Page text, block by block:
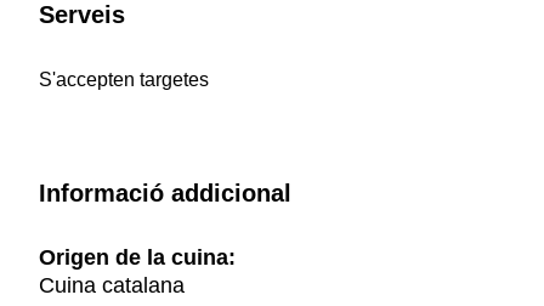
Serveis
S'accepten targetes
Informació addicional
Origen de la cuina:
Cuina catalana